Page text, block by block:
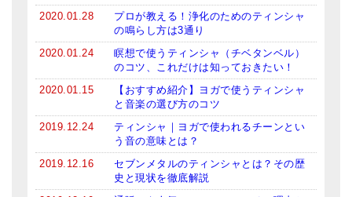
2020.01.28
プロが教える！浄化のためのティンシャ
の鳴らし方は3通り
2020.01.24
瞑想で使うティンシャ（チベタンベル）
のコツ、これだけは知っておきたい！
2020.01.15
【おすすめ紹介】ヨガで使うティンシャ
と音楽の選び方のコツ
2019.12.24
ティンシャ｜ヨガで使われるチーンとい
う音の意味とは？
2019.12.16
セブンメタルのティンシャとは？その歴
史と現状を徹底解説